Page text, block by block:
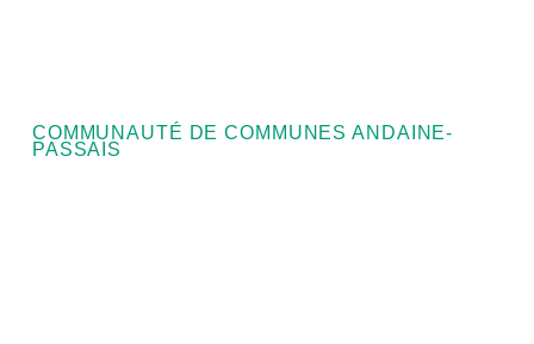
COMMUNAUTÉ DE COMMUNES ANDAINE-
PASSAIS